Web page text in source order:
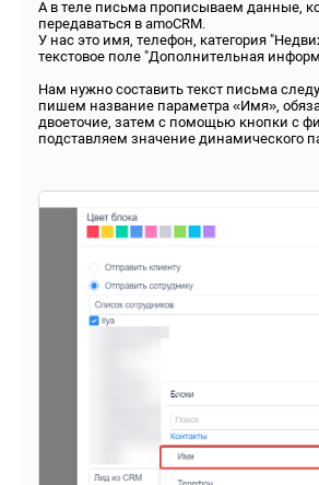
А в теле письма прописываем данные,
передаваться в amoCRM.
У нас это имя, телефон, категория
текстовое поле "Дополнительная
Нам нужно составить текст письма
пишем название параметра «Имя»,
двоеточие, затем с помощью кнопки с
подставляем значение динамического